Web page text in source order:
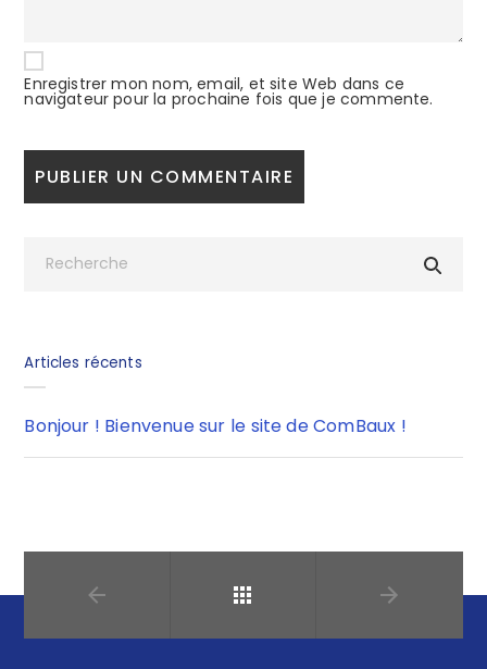
Enregistrer mon nom, email, et site Web dans ce
navigateur pour la prochaine fois que je commente.
Articles récents
Bonjour ! Bienvenue sur le site de ComBaux !